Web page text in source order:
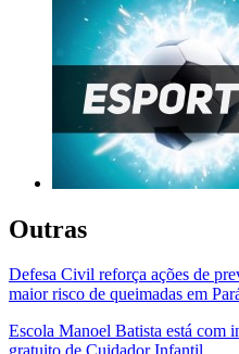
Outras
Defesa Civil reforça ações de
maior risco de queimadas em
Escola Manoel Batista está com